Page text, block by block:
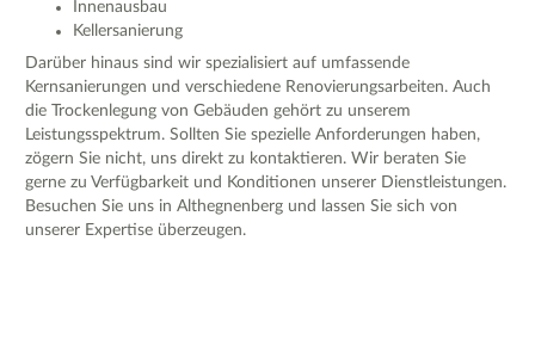
Innenausbau
Kellersanierung
Darüber hinaus sind wir spezialisiert auf umfassende
Kernsanierungen und verschiedene Renovierungsarbeiten. Auch
die Trockenlegung von Gebäuden gehört zu unserem
Leistungsspektrum. Sollten Sie spezielle Anforderungen haben,
zögern Sie nicht, uns direkt zu kontaktieren. Wir beraten Sie
gerne zu Verfügbarkeit und Konditionen unserer Dienstleistungen.
Besuchen Sie uns in Althegnenberg und lassen Sie sich von
unserer Expertise überzeugen.